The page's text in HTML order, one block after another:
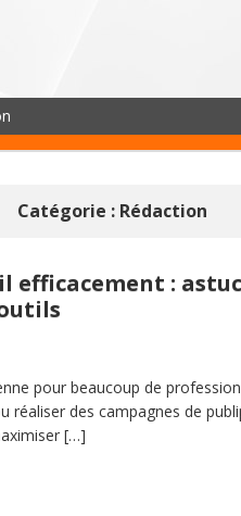
Catégorie : Rédaction
efficacement :
pour beaucoup de
réaliser des campagnes de
[…]